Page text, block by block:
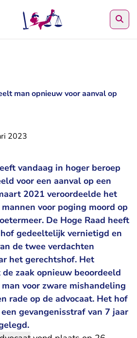
man opnieuw voor aanval op
2023
vandaag in hoger beroep
voor een aanval op een
2021 veroordeelde het
voor poging moord op
De Hoge Raad heeft
gedeeltelijk vernietigd en
de twee verdachten
het gerechtshof. Het
zaak opnieuw beoordeeld
voor zware mishandeling
rade op de advocaat. Het hof
gevangenisstraf van 7 jaar